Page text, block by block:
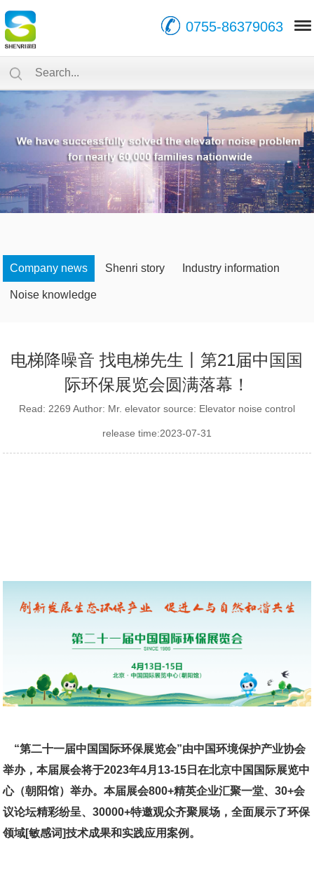
0755-86379063
Company news Shenri story Industry information
Noise knowledge
电梯降噪音 找电梯先生丨第21届中国国
际环保展览会圆满落幕！
Read: 2269 Author: Mr. elevator source: Elevator noise control
release time:2023-07-31
“第二十一届中国国际环保展览会”由中国环境保护产业协会
举办，本届展会将于2023年4月13-15日在北京中国国际展览中
心（朝阳馆）举办。本届展会800+精英企业汇聚一堂、30+会
议论坛精彩纷呈、30000+特邀观众齐聚展场，全面展示了环保
领域[敏感词]技术成果和实践应用案例。